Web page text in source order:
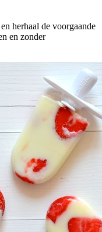
herhaal de voorgaande
en zonder